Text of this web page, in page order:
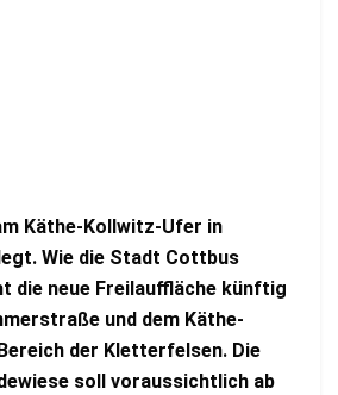
Käthe-Kollwitz-Ufer in
Wie die Stadt Cottbus
die neue Freilauffläche künftig
und dem Käthe-
der Kletterfelsen. Die
soll voraussichtlich ab